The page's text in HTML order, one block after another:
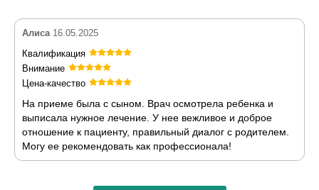
Алиса 16.05.2025
Квалификация
Внимание
Цена-качество
На приеме была с сыном. Врач осмотрела ребенка и
выписала нужное лечение. У нее вежливое и доброе
отношение к пациенту, правильный диалог с родителем.
Могу ее рекомендовать как профессионала!